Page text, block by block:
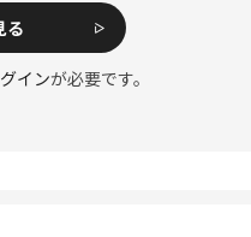
る
インが必要です。